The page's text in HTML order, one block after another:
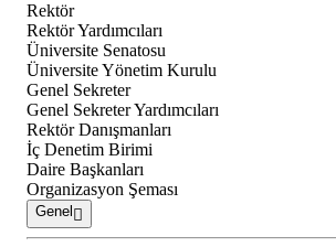
Rektör
Rektör Yardımcıları
Üniversite Senatosu
Üniversite Yönetim Kurulu
Genel Sekreter
Genel Sekreter Yardımcıları
Rektör Danışmanları
İç Denetim Birimi
Daire Başkanları
Organizasyon Şeması
Genel